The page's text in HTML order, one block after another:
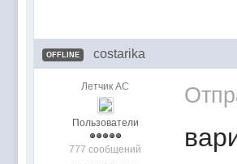
OFFLINE costarika
Летчик АС
Пользователи
777 сообщений